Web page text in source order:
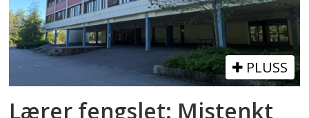
PLUSS
Lærer fengslet: Mistenkt